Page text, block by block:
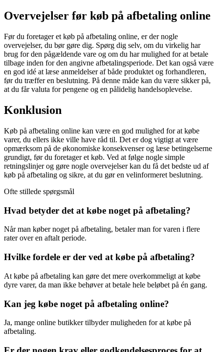
Overvejelser før køb på afbetaling online
Før du foretager et køb på afbetaling online, er der nogle
overvejelser, du bør gøre dig. Spørg dig selv, om du virkelig har
brug for den pågældende vare og om du har mulighed for at betale
tilbage inden for den angivne afbetalingsperiode. Det kan også være
en god idé at læse anmeldelser af både produktet og forhandleren,
før du træffer en beslutning. På denne måde kan du være sikker på,
at du får valuta for pengene og en pålidelig handelsoplevelse.
Konklusion
Køb på afbetaling online kan være en god mulighed for at købe
varer, du ellers ikke ville have råd til. Det er dog vigtigt at være
opmærksom på de økonomiske konsekvenser og læse betingelserne
grundigt, før du foretager et køb. Ved at følge nogle simple
retningslinjer og gøre nogle overvejelser kan du få det bedste ud af
køb på afbetaling og sikre, at du gør en velinformeret beslutning.
Ofte stillede spørgsmål
Hvad betyder det at købe noget på afbetaling?
Når man køber noget på afbetaling, betaler man for varen i flere
rater over en aftalt periode.
Hvilke fordele er der ved at købe på afbetaling?
At købe på afbetaling kan gøre det mere overkommeligt at købe
dyre varer, da man ikke behøver at betale hele beløbet på én gang.
Kan jeg købe noget på afbetaling online?
Ja, mange online butikker tilbyder muligheden for at købe på
afbetaling.